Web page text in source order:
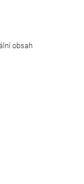
obsah